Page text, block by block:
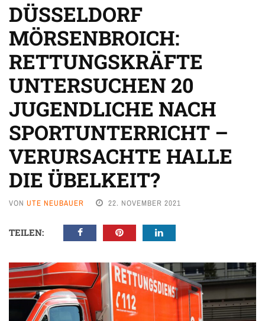
DÜSSELDORF
MÖRSENBROICH:
RETTUNGSKRÄFTE
UNTERSUCHEN 20
JUGENDLICHE NACH
SPORTUNTERRICHT –
VERURSACHTE HALLE
DIE ÜBELKEIT?
VON UTE NEUBAUER 22. NOVEMBER 2021
TEILEN: